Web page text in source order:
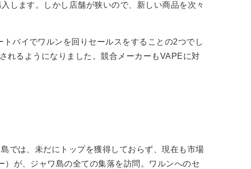
します。しかし店舗が狭いので、新しい商品を次々
バイでワルンを回りセールスをすることの2つでし
れるようになりました。競合メーカーもVAPEに対
では、未だにトップを獲得しておらず、現在も市場
が、ジャワ島の全ての集落を訪問。ワルンへのセ